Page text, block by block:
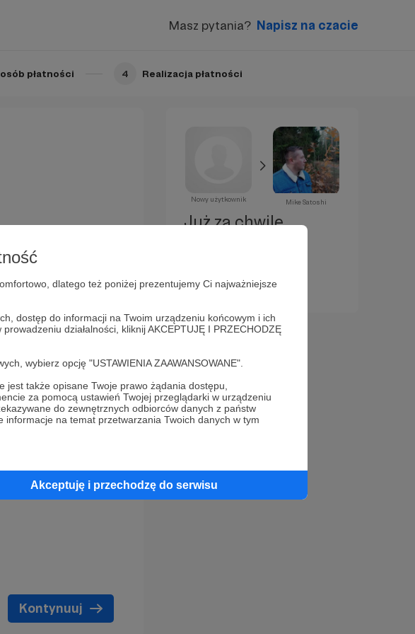
dlatego też poniżej prezentujemy Ci najważniejsze
dostęp do informacji na Twoim urządzeniu końcowym i ich
działalności, kliknij AKCEPTUJĘ I PRZECHODZĘ
wybierz opcję "USTAWIENIA ZAAWANSOWANE".
jest także opisane Twoje prawo żądania dostępu,
za pomocą ustawień Twojej przeglądarki w urządzeniu
do zewnętrznych odbiorców danych z państw
informacje na temat przetwarzania Twoich danych w tym
Akceptuję i przechodzę do serwisu
Masz pytania? Napisz na czacie
płatności 4 Realizacja płatności
Kontynuuj
Nowy użytkownik Mike Satoshi
Już za chwilę